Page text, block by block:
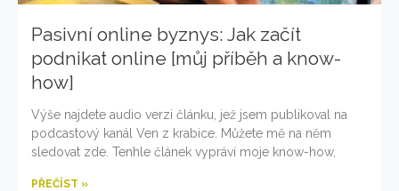
Pasivní online byznys: Jak začít
podnikat online [můj příběh a know-
how]
Výše najdete audio verzi článku, jež jsem publikoval na
podcastový kanál Ven z krabice. Můžete mě na něm
sledovat zde. Tenhle článek vypráví moje know-how,
PŘEČÍST »